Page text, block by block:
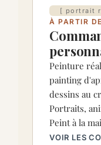
[ portrait
À PARTIR
Peinture
painting
dessins au
Portraits,
Peint à la
VOIR LES